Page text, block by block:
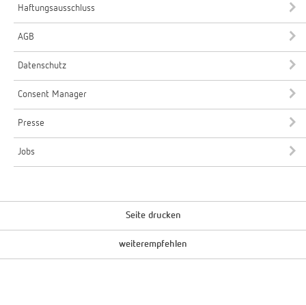
Haftungsausschluss
AGB
Datenschutz
Consent Manager
Presse
Jobs
Seite drucken
weiterempfehlen